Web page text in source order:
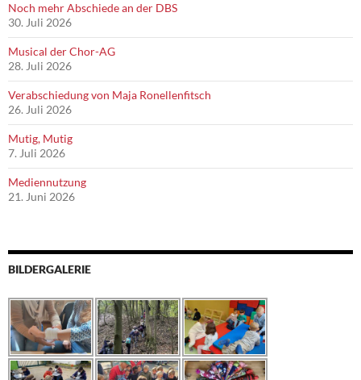
Noch mehr Abschiede an der DBS
30. Juli 2026
Musical der Chor-AG
28. Juli 2026
Verabschiedung von Maja Ronellenfitsch
26. Juli 2026
Mutig, Mutig
7. Juli 2026
Mediennutzung
21. Juni 2026
BILDERGALERIE